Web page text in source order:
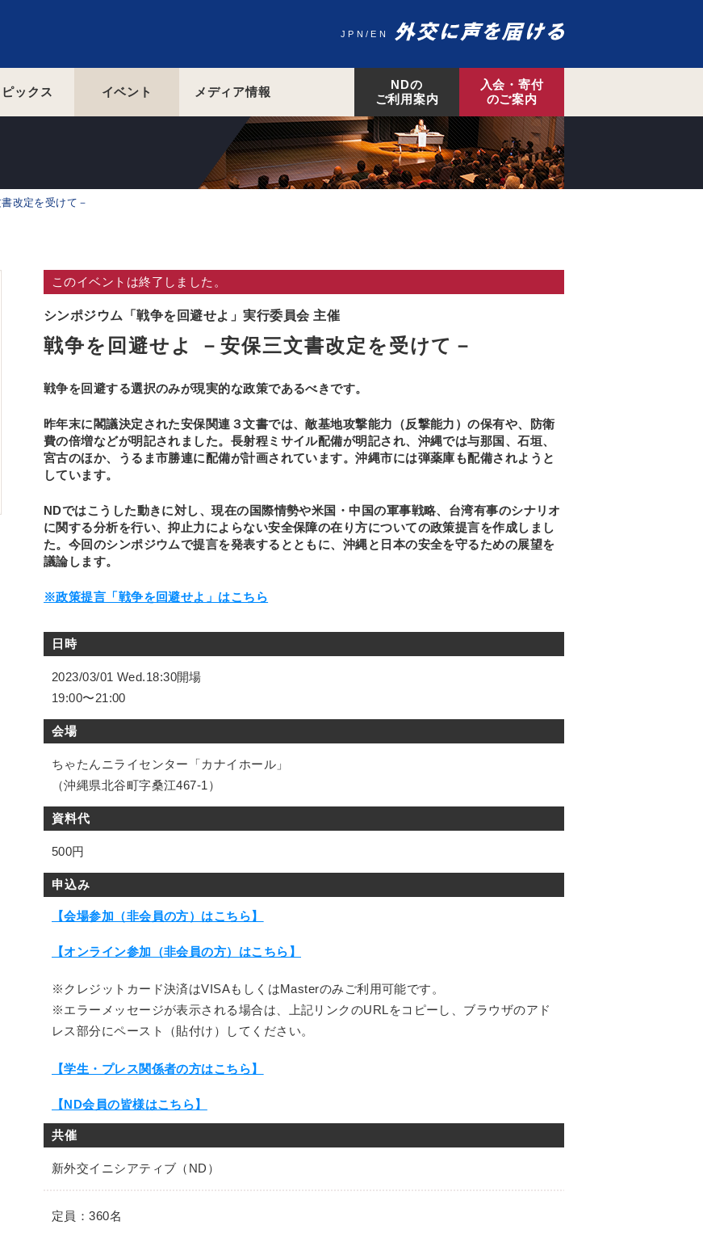
JPN EN
ピックス イベント メディア情報
NDの
ご利用案内
入会・寄付
のご案内
改定を受けて－
このイベントは終了しました。
シンポジウム「戦争を回避せよ」実行委員会 主催
戦争を回避せよ －安保三文書改定を受けて－
戦争を回避する選択のみが現実的な政策であるべきです。
昨年末に閣議決定された安保関連３文書では、敵基地攻撃能力（反撃能力）の保有や、防衛
費の倍増などが明記されました。長射程ミサイル配備が明記され、沖縄では与那国、石垣、
宮古のほか、うるま市勝連に配備が計画されています。沖縄市には弾薬庫も配備されようと
しています。
NDではこうした動きに対し、現在の国際情勢や米国・中国の軍事戦略、台湾有事のシナリオ
に関する分析を行い、抑止力によらない安全保障の在り方についての政策提言を作成しまし
た。今回のシンポジウムで提言を発表するとともに、沖縄と日本の安全を守るための展望を
議論します。
※政策提言「戦争を回避せよ」はこちら
日時
2023/03/01 Wed.18:30開場
19:00〜21:00
会場
ちゃたんニライセンター「カナイホール」
（沖縄県北谷町字桑江467-1）
資料代
500円
申込み
【会場参加（非会員の方）はこちら】
【オンライン参加（非会員の方）はこちら】
※クレジットカード決済はVISAもしくはMasterのみご利用可能です。
※エラーメッセージが表示される場合は、上記リンクのURLをコピーし、ブラウザのアド
レス部分にペースト（貼付け）してください。
【学生・プレス関係者の方はこちら】
【ND会員の皆様はこちら】
共催
新外交イニシアティブ（ND）
定員：360名